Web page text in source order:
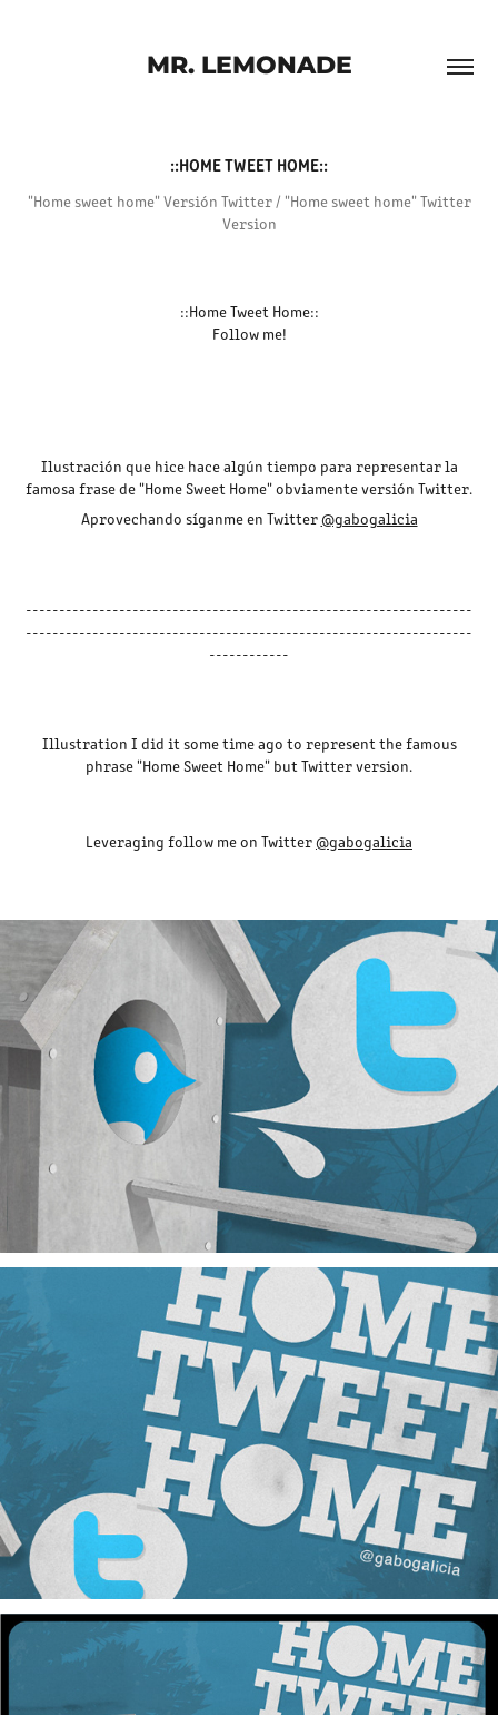
MR. LEMONADE
::HOME TWEET HOME::
"Home sweet home" Versión Twitter / "Home sweet home" Twitter
Version
::Home Tweet Home::
Follow me!
Ilustración que hice hace algún tiempo para representar la
famosa frase de "Home Sweet Home" obviamente versión Twitter.
Aprovechando síganme en Twitter@gabogalicia
-------------------------------------------------------------------
-------------------------------------------------------------------
------------
Illustration I did it some time ago to represent the famous
phrase "Home Sweet Home" but Twitter version.
Leveraging follow me on Twitter@gabogalicia